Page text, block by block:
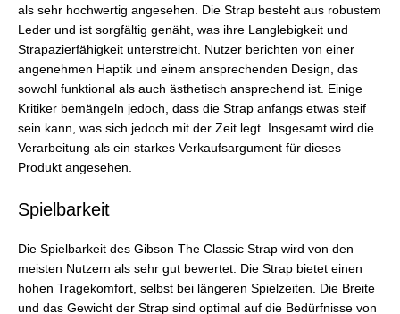
als sehr hochwertig angesehen. Die Strap besteht aus robustem
Leder und ist sorgfältig genäht, was ihre Langlebigkeit und
Strapazierfähigkeit unterstreicht. Nutzer berichten von einer
angenehmen Haptik und einem ansprechenden Design, das
sowohl funktional als auch ästhetisch ansprechend ist. Einige
Kritiker bemängeln jedoch, dass die Strap anfangs etwas steif
sein kann, was sich jedoch mit der Zeit legt. Insgesamt wird die
Verarbeitung als ein starkes Verkaufsargument für dieses
Produkt angesehen.
Spielbarkeit
Die Spielbarkeit des Gibson The Classic Strap wird von den
meisten Nutzern als sehr gut bewertet. Die Strap bietet einen
hohen Tragekomfort, selbst bei längeren Spielzeiten. Die Breite
und das Gewicht der Strap sind optimal auf die Bedürfnisse von